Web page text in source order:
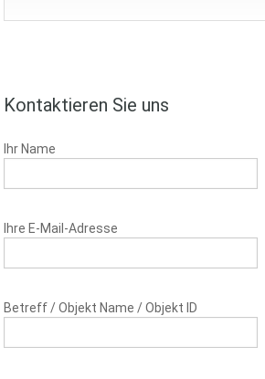
Kontaktieren Sie uns
Ihr Name
Ihre E-Mail-Adresse
Betreff / Objekt Name / Objekt ID